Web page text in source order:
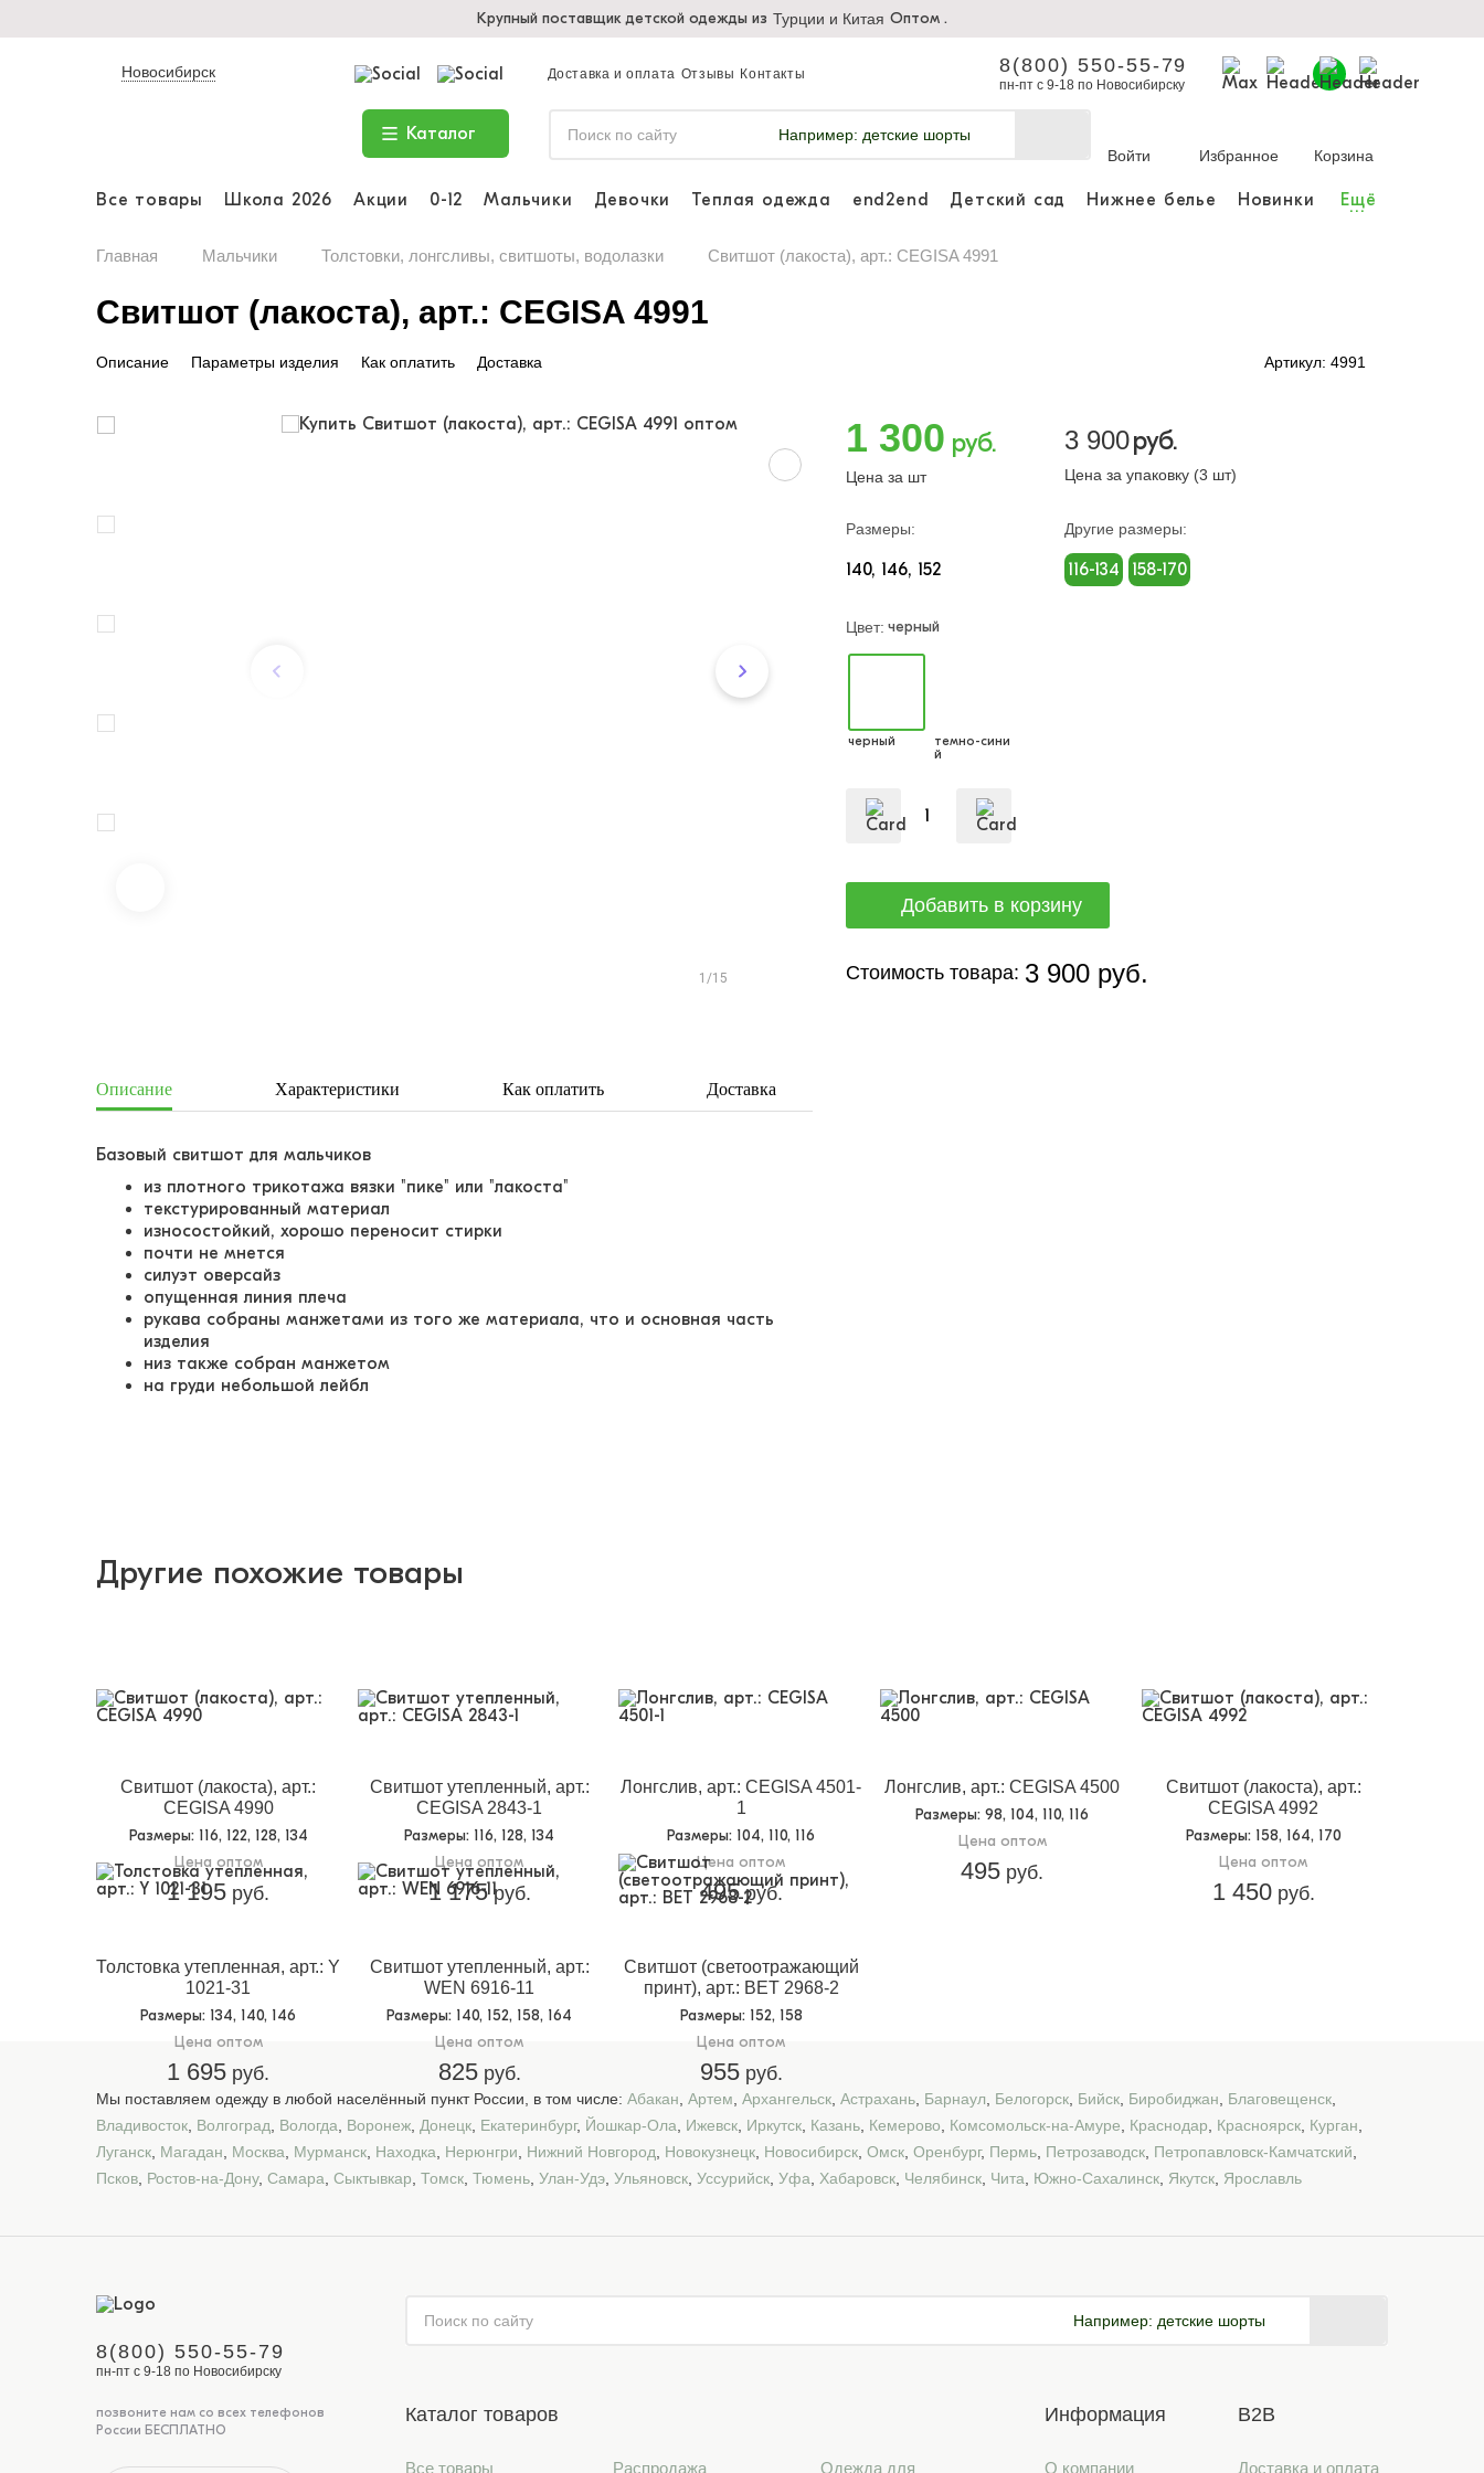
Крупный поставщик детской одежды из Турции и Китая Оптом .
Новосибирск Доставка и оплата Отзывы Контакты 8(800) 550-55-79
пн-пт с 9-18 по Новосибирску
Каталог Например: детские шорты
Войти
отслеживать заказы.
Избранное Корзина
Все товары Школа 2026 Акции 0-12 Мальчики Девочки Теплая одежда end2end Детский сад Нижнее белье Новинки Ещё
...
Главная Мальчики Толстовки, лонгсливы, свитшоты, водолазки Свитшот (лакоста), арт.: CEGISA 4991
Свитшот (лакоста), арт.: CEGISA 4991
Описание Параметры изделия Как оплатить Доставка Артикул: 4991
1/15
1 300 руб.
Цена за шт
3 900руб.
Цена за упаковку (3 шт)
Размеры:
140 146 152
Другие размеры:
116-134 158-170
Цвет: черный
черный
темно-сини
й
Стоимость товара: 3 900 руб.
Описание Характеристики Как оплатить Доставка
Базовый свитшот для мальчиков
из плотного трикотажа вязки "пике" или "лакоста"
текстурированный материал
износостойкий, хорошо переносит стирки
почти не мнется
силуэт оверсайз
опущенная линия плеча
рукава собраны манжетами из того же материала, что и основная часть
изделия
низ также собран манжетом
на груди небольшой лейбл
Другие похожие товары
Свитшот (лакоста), арт.:
CEGISA 4990
Размеры: 116, 122, 128, 134
Цена оптом
1 195 руб.
Свитшот утепленный, арт.:
CEGISA 2843-1
Размеры: 116, 128, 134
Цена оптом
1 175руб.
Лонгслив, арт.: CEGISA 4501-
1
Размеры: 104, 110, 116
Цена оптом
495руб.
Лонгслив, арт.: CEGISA 4500
Размеры: 98, 104, 110, 116
Цена оптом
495 руб.
Свитшот (лакоста), арт.:
CEGISA 4992
Размеры: 158, 164, 170
Цена оптом
1 450руб.
Толстовка утепленная, арт.: Y
1021-31
Размеры: 134, 140, 146
Цена оптом
1 695 руб.
Свитшот утепленный, арт.:
WEN 6916-11
Размеры: 140, 152, 158, 164
Цена оптом
825руб.
Свитшот (светоотражающий
принт), арт.: BET 2968-2
Размеры: 152, 158
Цена оптом
955руб.
Мы поставляем одежду в любой населённый пункт России, в том числе: Абакан Артем Архангельск Астрахань Барнаул Белогорск Бийск Биробиджан Благовещенск
Владивосток Волгоград Вологда Воронеж Донецк Екатеринбург, Йошкар-Ола Ижевск Иркутск Казань Кемерово Комсомольск-на-Амуре Краснодар Красноярск Курган
Луганск Магадан Москва Мурманск Находка Нерюнгри Нижний Новгород Новокузнецк Новосибирск Омск Оренбург, Пермь Петрозаводск Петропавловск-Камчатский
Псков Ростов-на-Дону, Самара Сыктывкар Томск Тюмень Улан-Удэ Ульяновск Уссурийск Уфа Хабаровск Челябинск Чита Южно-Сахалинск Якутск Ярославль
8(800) 550-55-79
пн-пт с 9-18 по Новосибирску
позвоните нам со всех телефонов
России БЕСПЛАТНО
Например: детские шорты
Каталог товаров
Все товары Распродажа Одежда для
Информация
О компании
B2B
Доставка и оплата